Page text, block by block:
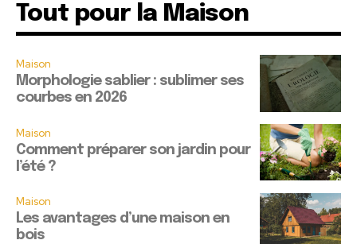
Tout pour la Maison
Maison
Morphologie sablier : sublimer ses
courbes en 2026
Maison
Comment préparer son jardin pour
l’été ?
Maison
Les avantages d’une maison en
bois